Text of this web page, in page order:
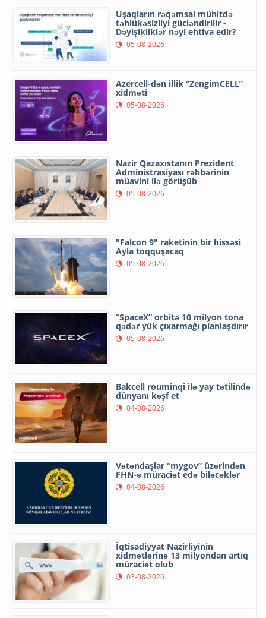
Uşaqların rəqəmsal mühitdə
təhlükəsizliyi gücləndirilir -
Dəyişikliklər nəyi ehtiva edir?
05-08-2026
Azercell-dən illik “ZengimCELL”
xidməti
05-08-2026
Nazir Qazaxıstanın Prezident
Administrasiyası rəhbərinin
müavini ilə görüşüb
05-08-2026
"Falcon 9" raketinin bir hissəsi
Ayla toqquşacaq
05-08-2026
“SpaceX” orbitə 10 milyon tona
qədər yük çıxarmağı planlaşdırır
05-08-2026
Bakcell rouminqi ilə yay tətilində
dünyanı kəşf et
04-08-2026
Vətəndaşlar “mygov” üzərindən
FHN-ə müraciət edə biləcəklər
04-08-2026
İqtisadiyyat Nazirliyinin
xidmətlərinə 13 milyondan artıq
müraciət olub
03-08-2026